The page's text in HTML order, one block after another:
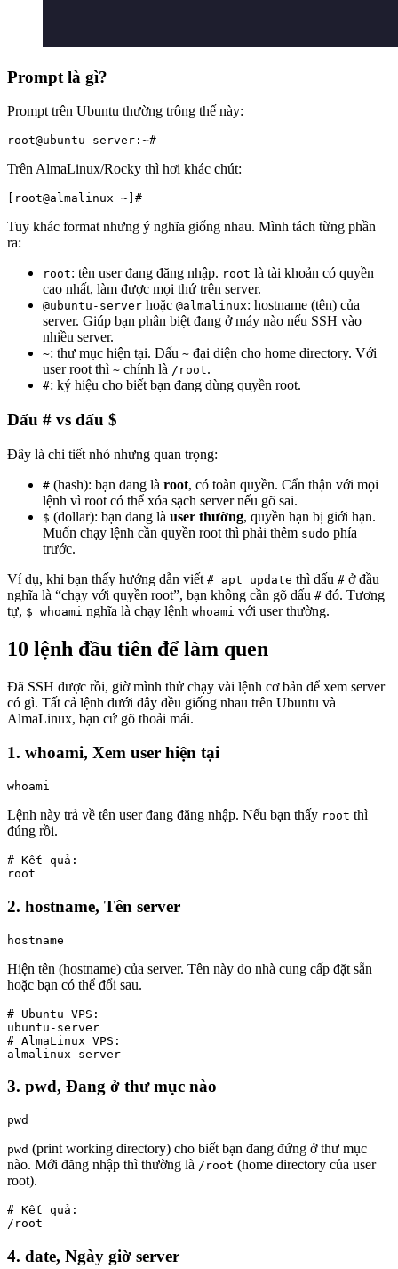
Prompt là gì?
Prompt trên Ubuntu thường trông thế này:
root@ubuntu-server:~#
Trên AlmaLinux/Rocky thì hơi khác chút:
[root@almalinux ~]#
Tuy khác format nhưng ý nghĩa giống nhau. Mình tách từng phần
ra:
root: tên user đang đăng nhập. root là tài khoản có quyền
cao nhất, làm được mọi thứ trên server.
@ubuntu-server hoặc @almalinux: hostname (tên) của
server. Giúp bạn phân biệt đang ở máy nào nếu SSH vào
nhiều server.
~: thư mục hiện tại. Dấu ~ đại diện cho home directory. Với
user root thì ~ chính là /root.
#: ký hiệu cho biết bạn đang dùng quyền root.
Dấu # vs dấu $
Đây là chi tiết nhỏ nhưng quan trọng:
# (hash): bạn đang là root, có toàn quyền. Cẩn thận với mọi
lệnh vì root có thể xóa sạch server nếu gõ sai.
$ (dollar): bạn đang là user thường, quyền hạn bị giới hạn.
Muốn chạy lệnh cần quyền root thì phải thêm sudo phía
trước.
Ví dụ, khi bạn thấy hướng dẫn viết # apt update thì dấu # ở đầu
nghĩa là “chạy với quyền root”, bạn không cần gõ dấu # đó. Tương
tự, $ whoami nghĩa là chạy lệnh whoami với user thường.
10 lệnh đầu tiên để làm quen
Đã SSH được rồi, giờ mình thử chạy vài lệnh cơ bản để xem server
có gì. Tất cả lệnh dưới đây đều giống nhau trên Ubuntu và
AlmaLinux, bạn cứ gõ thoải mái.
1. whoami, Xem user hiện tại
whoami
Lệnh này trả về tên user đang đăng nhập. Nếu bạn thấy root thì
đúng rồi.
# Kết quả:
root
2. hostname, Tên server
hostname
Hiện tên (hostname) của server. Tên này do nhà cung cấp đặt sẵn
hoặc bạn có thể đổi sau.
# Ubuntu VPS:
ubuntu-server
# AlmaLinux VPS:
almalinux-server
3. pwd, Đang ở thư mục nào
pwd
pwd (print working directory) cho biết bạn đang đứng ở thư mục
nào. Mới đăng nhập thì thường là /root (home directory của user
root).
# Kết quả:
/root
4. date, Ngày giờ server